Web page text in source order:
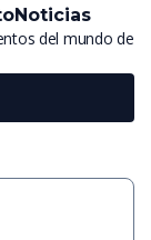
del mundo de